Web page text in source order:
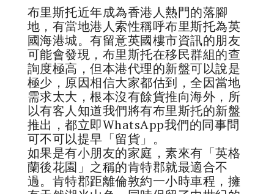
布里斯托近年成為香港人熱門的落腳
地，有當地港人索性稱呼布里斯托為英
國海港城。有留意英國樓市資訊的朋友
可能會發現，布里斯托在移民群組的查
詢度極高，但本港代理的新盤可以說是
極少，原因相信大家都估到，全因當地
需求太大，根本沒有餘貨推向海外，所
以有客人知道我們將有布里斯托的新盤
推出，都立即WhatsApp我們的同事問
可不可以提早「留貨」。
如果是有小朋友的家庭，素來有「英格
蘭後花園」之稱的肯特郡就最適合不
過。肯特郡距離倫敦約一小時車程，擁